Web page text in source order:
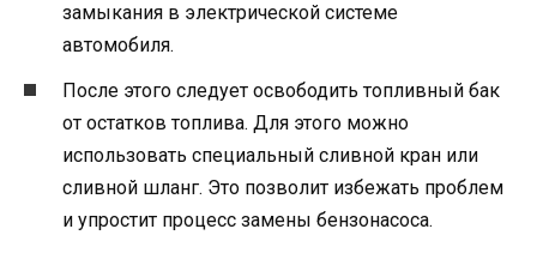
замыкания в электрической системе
автомобиля.
После этого следует освободить топливный бак
от остатков топлива. Для этого можно
использовать специальный сливной кран или
сливной шланг. Это позволит избежать проблем
и упростит процесс замены бензонасоса.